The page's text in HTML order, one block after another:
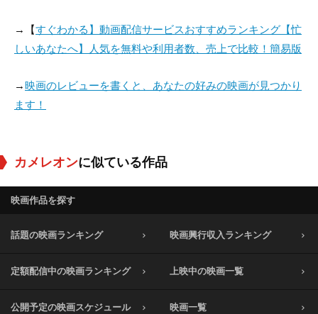
→【すぐわかる】動画配信サービスおすすめランキング【忙
しいあなたへ】人気を無料や利用者数、売上で比較！簡易版
→映画のレビューを書くと、あなたの好みの映画が見つかり
ます！
カメレオンに似ている作品
映画作品を探す
話題の映画ランキング 映画興行収入ランキング
定額配信中の映画ランキング 上映中の映画一覧
公開予定の映画スケジュール 映画一覧